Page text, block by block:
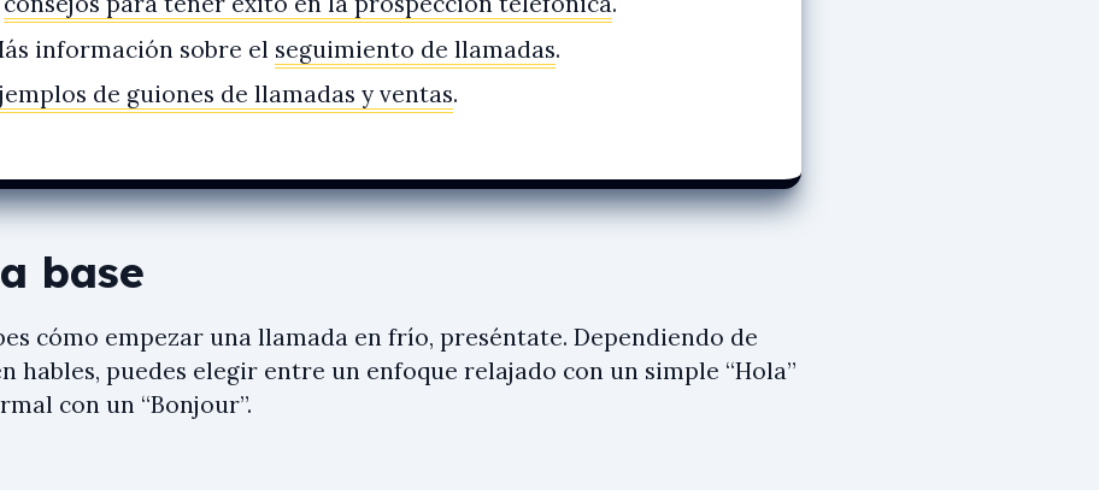
información sobre el seguimiento de llamadas.
de guiones de llamadas y ventas.
base
cómo empezar una llamada en frío, preséntate. Dependiendo de
hables, puedes elegir entre un enfoque relajado con un simple “Hola”
con un “Bonjour”.